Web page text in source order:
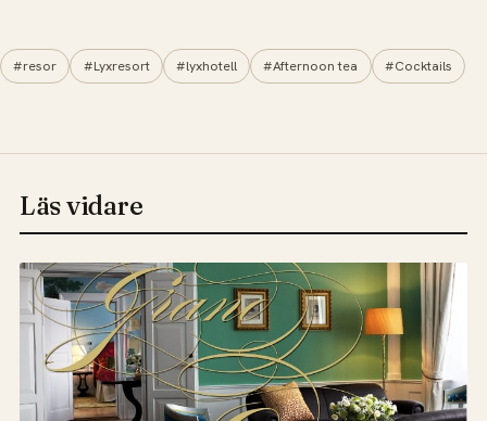
#resor #Lyxresort #lyxhotell #Afternoon tea #Cocktails
Läs vidare